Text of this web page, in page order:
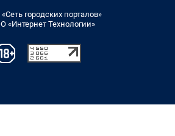
городских порталов»
«Интернет Технологии»